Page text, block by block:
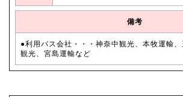
備考
●利用バス会社・・・神奈中観光、本牧運輸
観光、宮島運輸など